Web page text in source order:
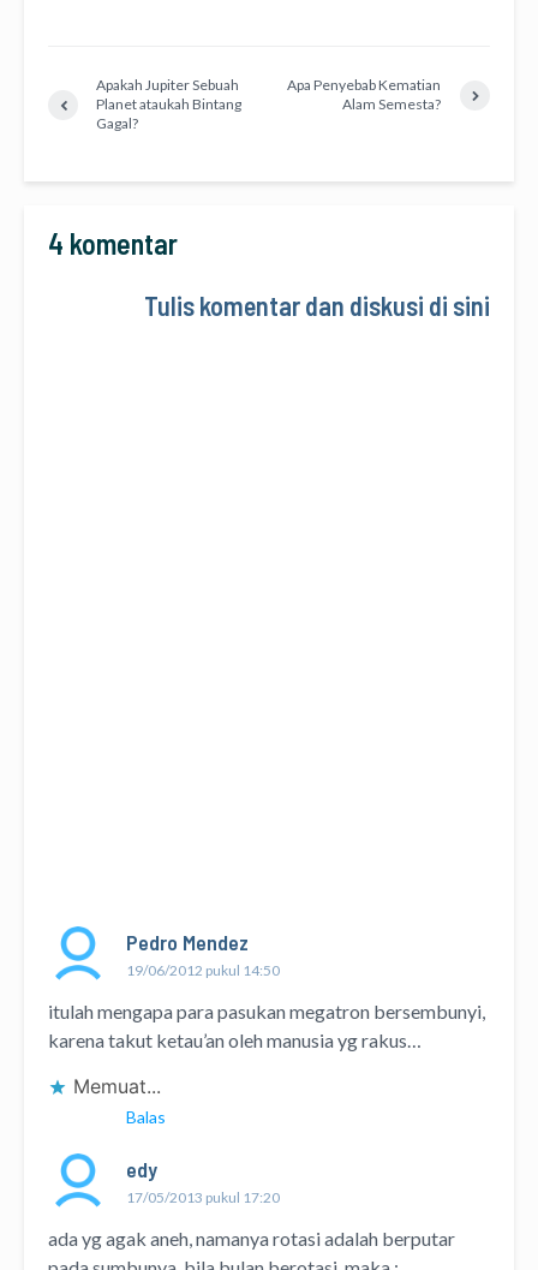
Apakah Jupiter Sebuah
Planet ataukah Bintang
Gagal?
Apa Penyebab Kematian
Alam Semesta?
4 komentar
Tulis komentar dan diskusi di sini
Pedro Mendez
19/06/2012 pukul 14:50
itulah mengapa para pasukan megatron bersembunyi,
karena takut ketau’an oleh manusia yg rakus…
Memuat...
Balas
edy
17/05/2013 pukul 17:20
ada yg agak aneh, namanya rotasi adalah berputar